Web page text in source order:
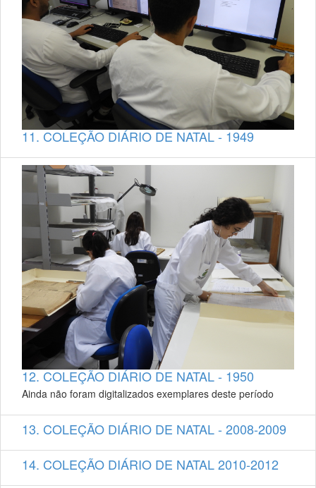
11. COLEÇÃO DIÁRIO DE NATAL - 1949
12. COLEÇÃO DIÁRIO DE NATAL - 1950
Ainda não foram digitalizados exemplares deste período
13. COLEÇÃO DIÁRIO DE NATAL - 2008-2009
14. COLEÇÃO DIÁRIO DE NATAL 2010-2012